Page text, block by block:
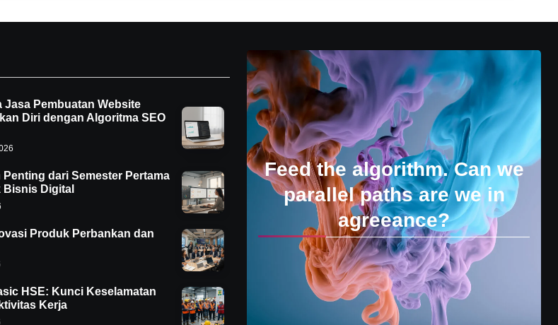
Jasa Pembuatan Website
Diri dengan Algoritma SEO
Penting dari Semester Pertama
Bisnis Digital
Produk Perbankan dan
HSE: Kunci Keselamatan
Kerja
Feed the algorithm. Can we
parallel paths are we in
agreeance?